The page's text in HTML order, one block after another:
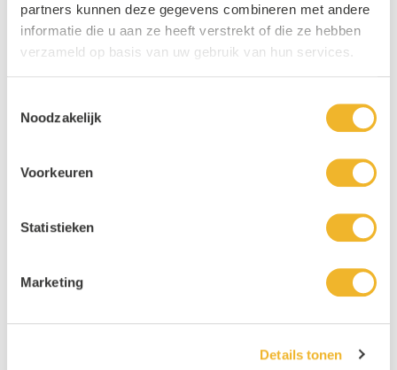
partners kunnen deze gegevens combineren met andere
informatie die u aan ze heeft verstrekt of die ze hebben
verzameld op basis van uw gebruik van hun services.
Noodzakelijk
Voorkeuren
Statistieken
Marketing
Details tonen